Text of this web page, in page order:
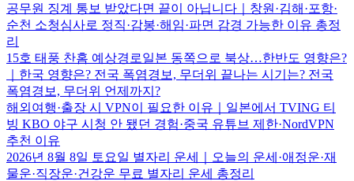
공무원 징계 통보 받았다면 끝이 아닙니다｜창원·김해·포항·
순천 소청심사로 정직·감봉·해임·파면 감경 가능한 이유 총정
리
15호 태풍 찬홈 예상경로일본 동쪽으로 북상…한반도 영향은?
｜한국 영향은? 전국 폭염경보, 무더위 끝나는 시기는? 전국
폭염경보, 무더위 언제까지?
해외여행·출장 시 VPN이 필요한 이유｜일본에서 TVING 티
빙 KBO 야구 시청 안 됐던 경험·중국 유튜브 제한·NordVPN
추천 이유
2026년 8월 8일 토요일 별자리 운세｜오늘의 운세·애정운·재
물운·직장운·건강운 무료 별자리 운세 총정리